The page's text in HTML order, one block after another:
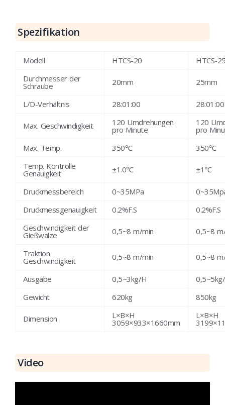
Spezifikation
Modell HTCS-20
HTCS-
Durchmesser der
Schraube 20mm 25mm
L/D-Verhältnis 28:01:00 28:01:00
Max. Geschwindigkeit 120 Umdrehungen
pro Minute
120
pro
Max. Temp.
350℃
350℃
Temp. Kontrolle
Genauigkeit ±1.0℃ ±1℃
Druckmessbereich 0~35MPa
Druckmessgenauigkeit
0.2%F.S
0.2%F.S
Geschwindigkeit der
Gießwalze 0,5~8 m/min 0,5~8
Traktion
Geschwindigkeit 0,5~8 m/min 0,5~8
Ausgabe 0,5~3kg/H
Gewicht
620kg 850kg
Dimension L×B×H
3059×933×1660mm
L×B×H
Video